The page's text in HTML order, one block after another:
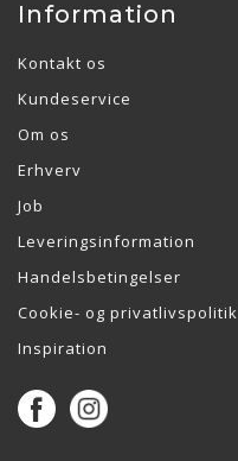
Information
Kontakt os
Kundeservice
Om os
Erhverv
Job
Leveringsinformation
Handelsbetingelser
Cookie- og privatlivspolitik
Inspiration